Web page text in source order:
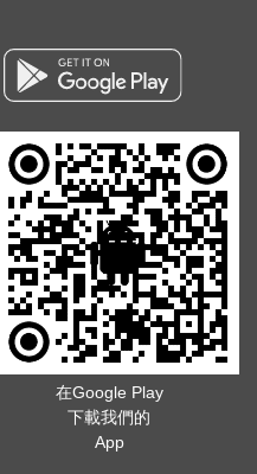
在Google Play
下載我們的
App